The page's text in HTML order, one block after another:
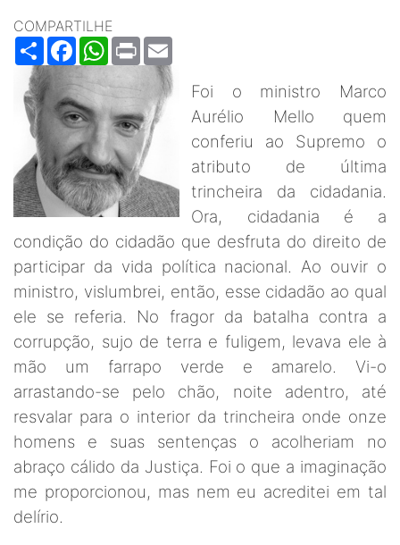
COMPARTILHE
ShareFacebookWhatsApp
Print
Foi o ministro Marco
Aurélio Mello quem
conferiu ao Supremo o
atributo de última
trincheira da cidadania.
Ora, cidadania é a
condição do cidadão que desfruta do direito de
participar da vida política nacional. Ao ouvir o
ministro, vislumbrei, então, esse cidadão ao qual
ele se referia. No fragor da batalha contra a
corrupção, sujo de terra e fuligem, levava ele à
mão um farrapo verde e amarelo. Vi-o
arrastando-se pelo chão, noite adentro, até
resvalar para o interior da trincheira onde onze
homens e suas sentenças o acolheriam no
abraço cálido da Justiça. Foi o que a imaginação
me proporcionou, mas nem eu acreditei em tal
delírio.